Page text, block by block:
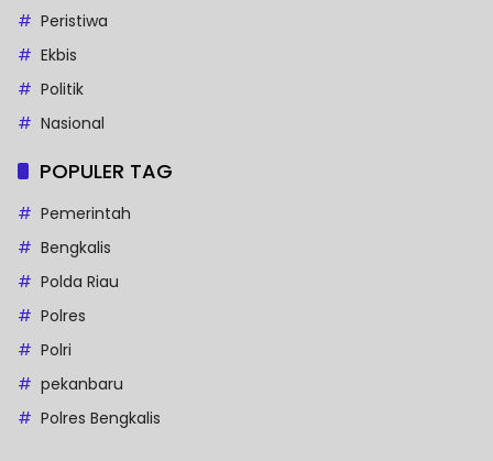
Peristiwa
Ekbis
Politik
Nasional
POPULER TAG
Pemerintah
Bengkalis
Polda Riau
Polres
Polri
pekanbaru
Polres Bengkalis